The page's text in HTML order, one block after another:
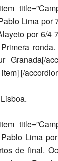
Lima por
por 6/4
ronda.
Granada[/
[/
Lima
de final.